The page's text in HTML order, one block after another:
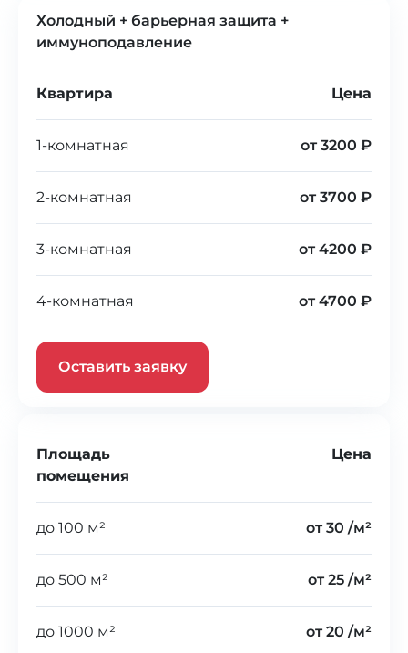
Холодный + барьерная защита +
иммуноподавление
Квартира Цена
1-комнатная от 3200 ₽
2-комнатная от 3700 ₽
3-комнатная от 4200 ₽
4-комнатная от 4700 ₽
Оставить заявку
Площадь
помещения
Цена
до 100 м² от 30 /м²
до 500 м² от 25 /м²
до 1000 м² от 20 /м²